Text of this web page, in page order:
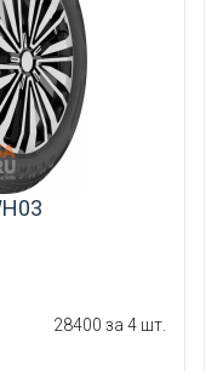
28400 за 4 шт.